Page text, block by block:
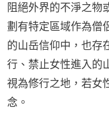
阻絕外界的不淨之物
劃有特定區域作為僧
的山岳信仰中，也存
行、禁止女性進入的
視為修行之地，若女
念。